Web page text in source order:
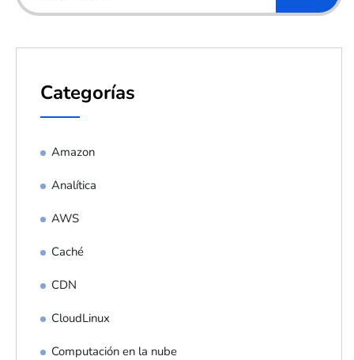
Categorías
Amazon
Analítica
AWS
Caché
CDN
CloudLinux
Computación en la nube